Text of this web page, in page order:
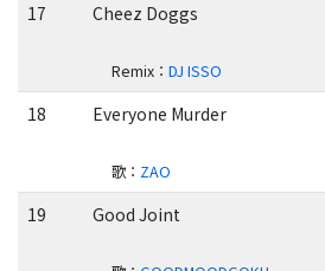
17
Cheez Doggs
Remix： DJ ISSO
18
Everyone Murder
歌： ZAO
19
Good Joint